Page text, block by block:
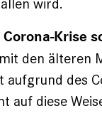
Krise
den älteren
aufgrund des
auf diese